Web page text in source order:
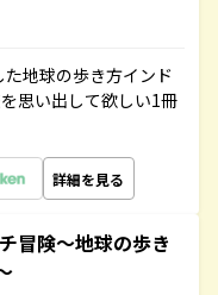
地球の歩き方インド
思い出して欲しい1冊
詳細を見る
冒険～地球の歩き